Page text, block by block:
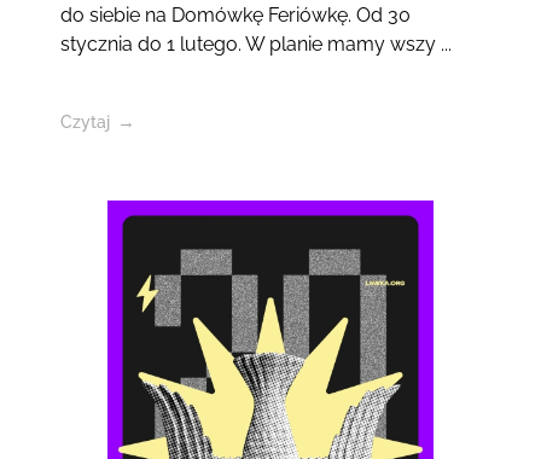
do siebie na Domówkę Feriówkę. Od 30
stycznia do 1 lutego. W planie mamy wszy ...
Czytaj